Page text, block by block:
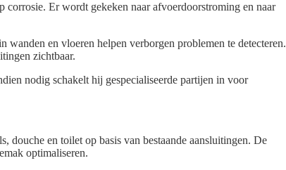
Er wordt gekeken naar afvoerdoorstroming en naar
en vloeren helpen verborgen problemen te detecteren.
zichtbaar.
nodig schakelt hij gespecialiseerde partijen in voor
douche en toilet op basis van bestaande aansluitingen. De
optimaliseren.